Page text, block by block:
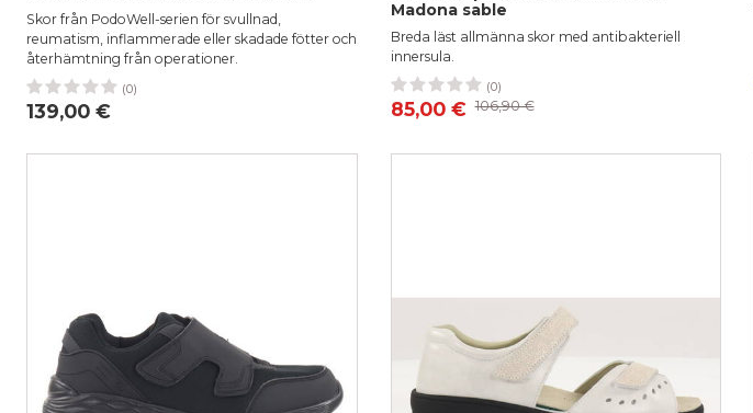
Skor från PodoWell-serien för svullnad,
reumatism, inflammerade eller skadade fötter och
återhämtning från operationer.
36
38 (0)
139,00 €
Madona sable
Breda läst allmänna skor med antibakteriell
innersula.
36
38 (0)
85,00 € 106,90 €